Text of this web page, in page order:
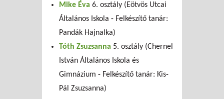
Mike Éva 6. osztály (Eötvös Utcai
Általános Iskola - Felkészítő tanár:
Pandák Hajnalka)
Tóth Zsuzsanna 5. osztály (Chernel
István Általános Iskola és
Gimnázium - Felkészítő tanár: Kis-
Pál Zsuzsanna)